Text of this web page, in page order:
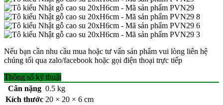
Nếu bạn cần nhu cầu mua hoặc tư vấn sản phẩm vui lòng liên hệ
chúng tối qua zalo/facebook hoặc gọi điện thoại trực tiếp
Thông số kỹ thuật
Cân nặng 0.5 kg
Kích thước 20 × 20 × 6 cm